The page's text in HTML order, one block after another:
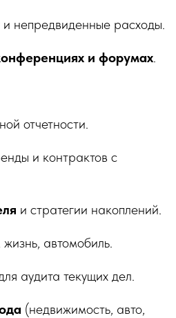
и непредвиденные расходы.
и форумах.
отчетности.
и контрактов с
и стратегии накоплений.
автомобиль.
аудита текущих дел.
(недвижимость, авто,